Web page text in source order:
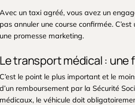
un taxi agréé, vous avez un
annuler une course confirmée.
promesse marketing.
transport médical : une
le point le plus important et le
remboursement par la Sécurité
le véhicule doit